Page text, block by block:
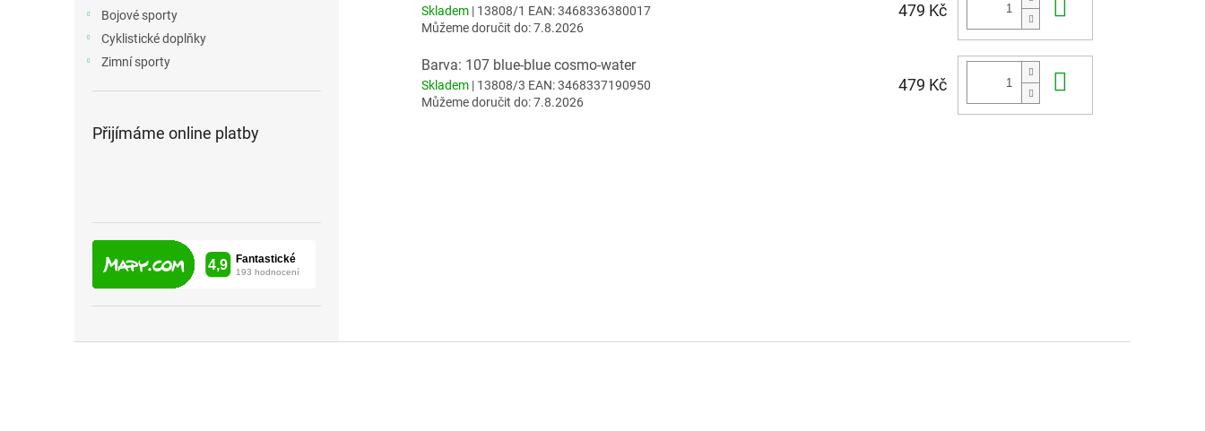
Bojové sporty
Cyklistické doplňky
Zimní sporty
Přijímáme online platby
Skladem | 13808/1 EAN:3468336380017
Můžeme doručit do:7.8.2026
479 Kč
Barva: 107 blue-blue cosmo-water
Skladem | 13808/3 EAN:3468337190950
Můžeme doručit do:7.8.2026
479 Kč